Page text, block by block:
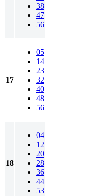
38
47
56
17
05
14
23
32
40
48
56
18
04
12
20
28
36
44
53